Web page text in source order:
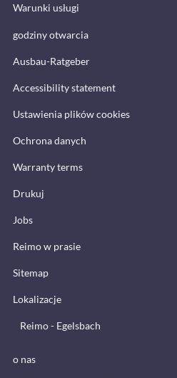
Warunki usługi
godziny otwarcia
Ausbau-Ratgeber
Accessibility statement
Ustawienia plików cookies
Ochrona danych
Warranty terms
Drukuj
Jobs
Reimo w prasie
Sitemap
Lokalizacje
Reimo - Egelsbach
o nas